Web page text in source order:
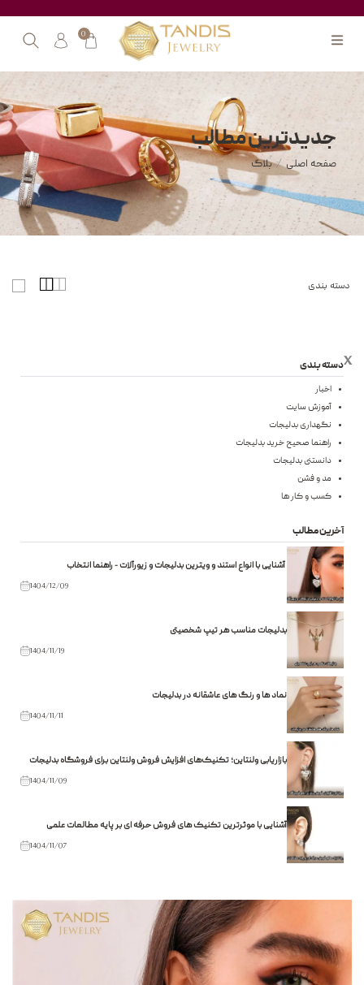
0
جدیدترین مطالب
صفحه اصلی / بلاگ
دسته بندی
xدسته بندی
اخبار
آموزش سایت
نگهداری بدلیجات
راهنما صحیح خرید بدلیجات
دانستنی بدلیجات
مد و فشن
کسب و کار ها
آخرین مطالب
آشنایی با انواع استند و ویترین بدلیجات و زیورآلات - راهنما انتخاب
1404/12/09
بدلیجات مناسب هر تیپ شخصیتی
1404/11/19
نماد ها و رنگ های عاشقانه در بدلیجات
1404/11/11
بازاریابی ولنتاین؛ تکنیک‌های افزایش فروش ولنتاین برای فروشگاه بدلیجات
1404/11/09
آشنایی با موثرترین تکنیک های فروش حرفه ای بر پایه مطالعات علمی
1404/11/07